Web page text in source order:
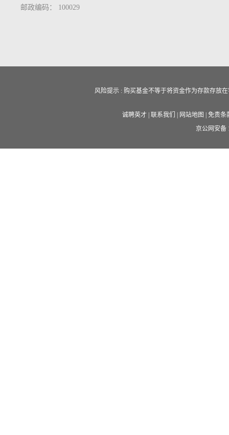
邮政编码： 100029
风险提示 : 购买基金不等于将资金作为存款存放
诚聘英才 | 联系我们 | 网站地图 | 免责条
京公网安备